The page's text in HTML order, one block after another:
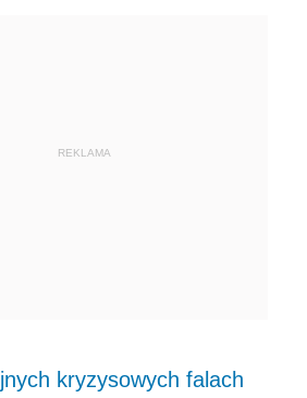
REKLAMA
kryzysowych falach